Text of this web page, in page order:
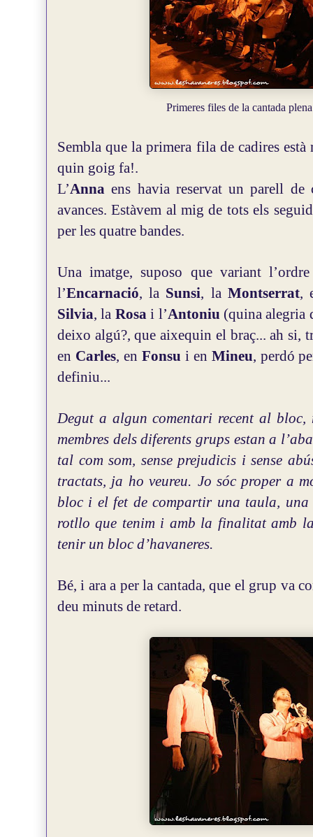
Primeres files de la cantada
Sembla que la primera fila de cadires
quin goig fa!.
L’Annaens havia reservat un parell de
avances. Estàvem al mig de tots els
per les quatre bandes.
Una imatge, suposo que variant
l’Encarnació, la Sunsi, la Montserrat,
Silvia, la Rosai l’Antoniu (quina alegria
deixo algú?, que aixequin el braç... ah si,
en Carles, en Fonsu i en Mineu, perdó
definiu...
Degut a algun comentari recent al bloc,
membres dels diferents grups estan a
tal com som, sense prejudicis i sense
tractats, ja ho veureu. Jo sóc proper a
bloc i el fet de compartir una taula, una
rotllo que tenim i amb la finalitat amb
tenir un bloc d’havaneres.
Bé, i ara a per la cantada, que el grup va
deu minuts de retard.